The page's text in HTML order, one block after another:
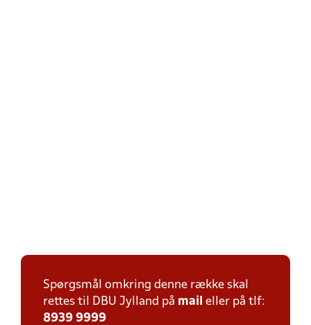
Spørgsmål omkring denne række skal
rettes til DBU Jylland på mail eller på tlf:
8939 9999